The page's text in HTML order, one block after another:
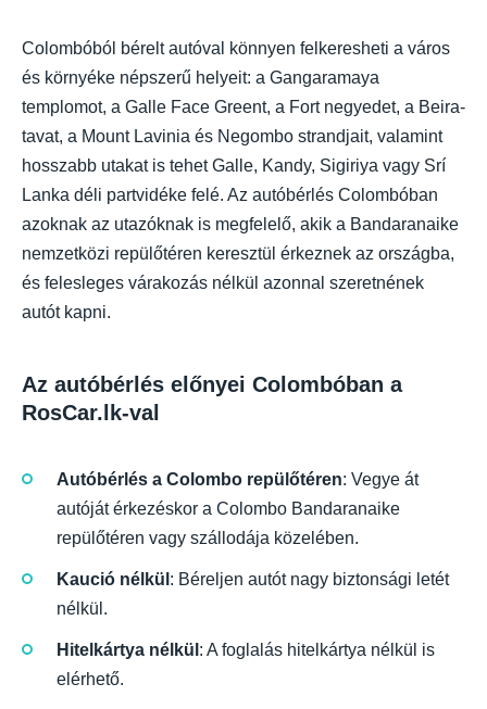
Colombóból bérelt autóval könnyen felkeresheti a város
és környéke népszerű helyeit: a Gangaramaya
templomot, a Galle Face Greent, a Fort negyedet, a Beira-
tavat, a Mount Lavinia és Negombo strandjait, valamint
hosszabb utakat is tehet Galle, Kandy, Sigiriya vagy Srí
Lanka déli partvidéke felé. Az autóbérlés Colombóban
azoknak az utazóknak is megfelelő, akik a Bandaranaike
nemzetközi repülőtéren keresztül érkeznek az országba,
és felesleges várakozás nélkül azonnal szeretnének
autót kapni.
Az autóbérlés előnyei Colombóban a
RosCar.lk-val
Autóbérlés a Colombo repülőtéren: Vegye át
autóját érkezéskor a Colombo Bandaranaike
repülőtéren vagy szállodája közelében.
Kaució nélkül : Béreljen autót nagy biztonsági letét
nélkül.
Hitelkártya nélkül : A foglalás hitelkártya nélkül is
elérhető.